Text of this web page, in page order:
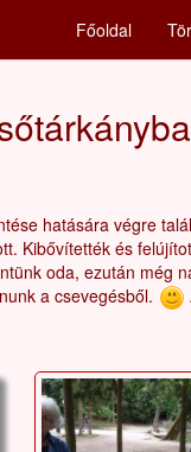
Főoldal
hatására végre
Kibővítették és
oda, ezután még
a csevegésből.